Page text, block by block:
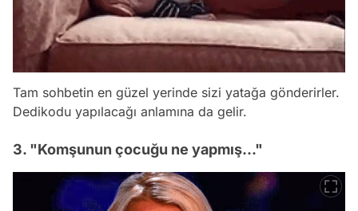
Tam sohbetin en güzel yerinde sizi yatağa gönderirler.
Dedikodu yapılacağı anlamına da gelir.
3. "Komşunun çocuğu ne yapmış..."